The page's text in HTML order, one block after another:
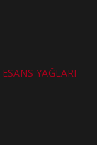
YAĞLARI